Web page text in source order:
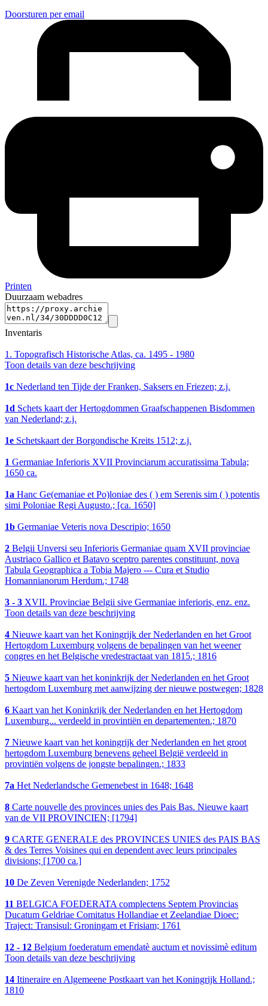
Doorsturen per email
Printen
Duurzaam webadres
Inventaris
1. Topografisch Historische Atlas, ca. 1495 - 1980
Toon details van deze beschrijving
1c Nederland ten Tijde der Franken, Saksers en Friezen; z.j.
1d Schets kaart der Hertogdommen Graafschappenen Bisdommen
van Nederland; z.j.
1e Schetskaart der Borgondische Kreits 1512; z.j.
1 Germaniae Inferioris XVII Provinciarum accuratissima Tabula;
1650 ca.
1a Hanc Ge(emaniae et Po)loniae des ( ) em Serenis sim ( ) potentis
simi Poloniae Regi Augusto.; [ca. 1650]
1b Germaniae Veteris nova Descripio; 1650
2 Belgii Unversi seu Inferioris Germaniae quam XVII provinciae
Austriaco Gallico et Batavo sceptro parentes constituunt, nova
Tabula Geographica a Tobia Majero --- Cura et Studio
Homannianorum Herdum.; 1748
3 - 3 XVII. Provinciae Belgii sive Germaniae inferioris, enz. enz.
Toon details van deze beschrijving
4 Nieuwe kaart van het Koningrijk der Nederlanden en het Groot
Hertogdom Luxemburg volgens de bepalingen van het weener
congres en het Belgische vredestractaat van 1815.; 1816
5 Nieuwe kaart van het koninkrijk der Nederlanden en het Groot
hertogdom Luxemburg met aanwijzing der nieuwe postwegen; 1828
6 Kaart van het Koninkrijk der Nederlanden en het Hertogdom
Luxemburg... verdeeld in provintiën en departementen.; 1870
7 Nieuwe kaart van het koningrijk der Nederlanden en het groot
hertogdom Luxemburg benevens geheel België verdeeld in
provintiën volgens de jongste bepalingen.; 1833
7a Het Nederlandsche Gemenebest in 1648; 1648
8 Carte nouvelle des provinces unies des Pais Bas. Nieuwe kaart
van de VII PROVINCIEN; [1794]
9 CARTE GENERALE des PROVINCES UNIES des PAIS BAS
& des Terres Voisines qui en dependent avec leurs principales
divisions; [1700 ca.]
10 De Zeven Verenigde Nederlanden; 1752
11 BELGICA FOEDERATA complectens Septem Provincias
Ducatum Geldriae Comitatus Hollandiae et Zeelandiae Dioec:
Traject: Transisul: Groningam et Frisiam; 1761
12 - 12 Belgium foederatum emendatè auctum et novissimè editum
Toon details van deze beschrijving
14 Itineraire en Algemeene Postkaart van het Koningrijk Holland.;
1810